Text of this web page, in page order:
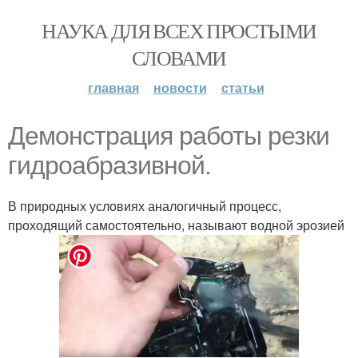
НАУКА ДЛЯ ВСЕХ ПРОСТЫМИ
СЛОВАМИ
главная новости статьи
Демонстрация работы резки
гидроабразивной.
В природных условиях аналогичный процесс,
проходящий самостоятельно, называют водной эрозией